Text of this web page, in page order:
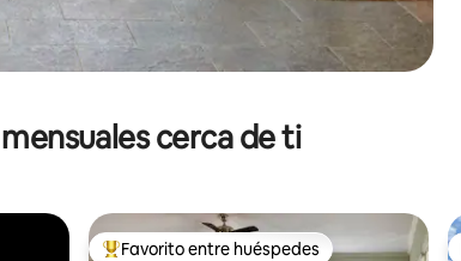
cerca de ti
Favorito entre huéspedes